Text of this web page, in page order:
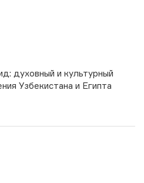
духовный и культурный
Узбекистана и Египта